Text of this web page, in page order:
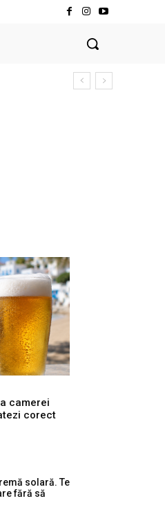
camerei
corect
solară. Te
fără să